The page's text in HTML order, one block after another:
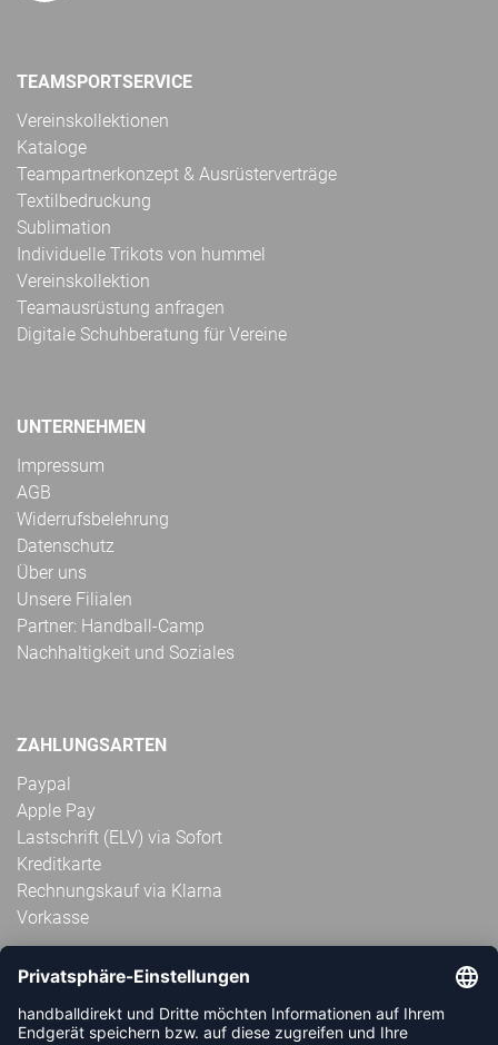
TEAMSPORTSERVICE
Vereinskollektionen
Kataloge
Teampartnerkonzept & Ausrüsterverträge
Textilbedruckung
Sublimation
Individuelle Trikots von hummel
Vereinskollektion
Teamausrüstung anfragen
Digitale Schuhberatung für Vereine
UNTERNEHMEN
Impressum
AGB
Widerrufsbelehrung
Datenschutz
Über uns
Unsere Filialen
Partner: Handball-Camp
Nachhaltigkeit und Soziales
ZAHLUNGSARTEN
Paypal
Apple Pay
Lastschrift (ELV) via Sofort
Kreditkarte
Rechnungskauf via Klarna
Vorkasse
ABONNIERE JETZT DEN KOSTENLOSEN
HANDBALLDIREKT-NEWSLETTER UND VERPASSE KEINE